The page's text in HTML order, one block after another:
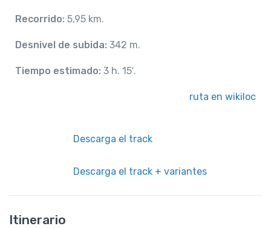
Recorrido: 5,95 km.
Desnivel de subida: 342 m.
Tiempo estimado: 3 h. 15′.
ruta en wikiloc
Descarga el track
Descarga el track + variantes
Itinerario